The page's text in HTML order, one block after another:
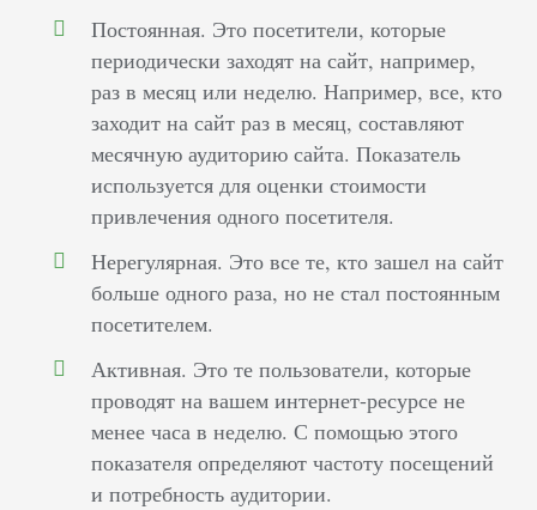
Постоянная. Это посетители, которые
периодически заходят на сайт, например,
раз в месяц или неделю. Например, все, кто
заходит на сайт раз в месяц, составляют
месячную аудиторию сайта. Показатель
используется для оценки стоимости
привлечения одного посетителя.
Нерегулярная. Это все те, кто зашел на сайт
больше одного раза, но не стал постоянным
посетителем.
Активная. Это те пользователи, которые
проводят на вашем интернет-ресурсе не
менее часа в неделю. С помощью этого
показателя определяют частоту посещений
и потребность аудитории.